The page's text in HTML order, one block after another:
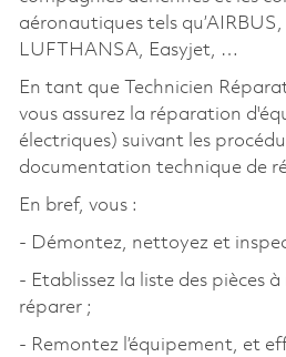
aéronautiques tels
LUFTHANSA, Easyjet, …
En tant que Technicien
vous assurez la réparation
électriques) suivant les
documentation technique de
En bref, vous :
- Démontez, nettoyez et
- Etablissez la liste des pièces
réparer ;
- Remontez l’équipement, et